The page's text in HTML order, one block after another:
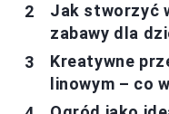
Jak stworzyć
zabawy dla
Kreatywne
linowym – co